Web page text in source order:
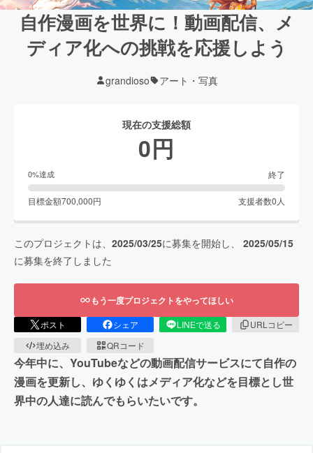
自作漫画を世界に！動画配信、メ
ディア化への挑戦を応援しよう
grandioso アート・写真
現在の支援総額
0円
0%達成 終了
目標金額700,000円 支援者数0 人
このプロジェクトは、 2025/03/25に募集を開始し、 2025/05/15
に募集を終了しました
もう一度プロジェクトをやってほしい
ポスト シェア LINEで送る
URLコピー
埋め込み
QRコード
今年中に、YouTubeなどの動画配信サービスにて自作の
漫画を更新し、ゆくゆくはメディア化などを目標とし世
界中の人達に読んでもらいたいです。